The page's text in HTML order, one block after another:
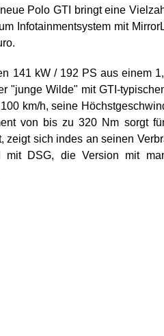
Polo GTI bringt eine
Infotainmentsystem mit
141 kW / 192 PS aus einem
"junge Wilde" mit GTI-
km/h, seine
von bis zu 320 Nm sorgt
zeigt sich indes an seinen
DSG, die Version mit